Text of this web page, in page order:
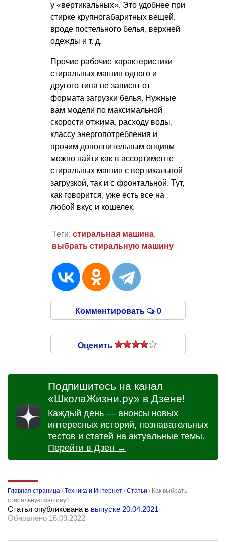
у «вертикальных». Это удобнее при
стирке крупногабаритных вещей,
вроде постельного белья, верхней
одежды и т. д.
Прочие рабочие характеристики
стиральных машин одного и
другого типа не зависят от
формата загрузки белья. Нужные
вам модели по максимальной
скорости отжима, расходу воды,
классу энергопотребления и
прочим дополнительным опциям
можно найти как в ассортименте
стиральных машин с вертикальной
загрузкой, так и с фронтальной. Тут,
как говорится, уже есть все на
любой вкус и кошелек.
Теги: стиральная машина,
выбрать стиральную машину
Комментировать 0
Оценить
Подпишитесь на канал
«ШколаЖизни.ру» в Дзене!
Каждый день — анонсы новых
интересных историй, познавательных
тестов и статей на актуальные темы.
Перейти в Дзен →
Главная страница /Техника и Интернет /Статьи / Как выбрать
стиральную машину?
Статья опубликована в выпуске 20.04.2021
Обновлено 16.09.2022